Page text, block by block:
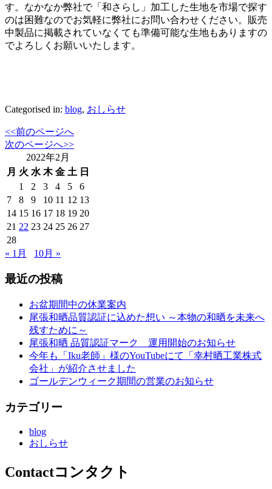
す。なかなか弊社で「和さらし」加工した生地を市場で探す
のは困難なのでお気軽に弊社にお問い合わせください。販売
中製品に掲載されていなくても準備可能な生地もありますの
でよろしくお願いいたします。
Categorised in: blog, おしらせ
<<前のページへ
次のページへ>>
2022年2月
月 火 水 木 金 土 日
1
2 3 4 5
6
7
8 9 10 11 12 13
14 15 16 17 18 19 20
21 22 23 24 25 26 27
28
« 1月
10月 »
最近の投稿
お盆期間中の休業案内
尾張和晒品質認証に込めた想い ～本物の和晒を未来へ
残すために～
尾張和晒 品質認証マーク 運用開始のお知らせ
今年も「Iku老師」様のYouTubeにて「幸村晒工業株式
会社」が紹介させました
ゴールデンウィーク期間の営業のお知らせ
カテゴリー
blog
おしらせ
Contactコンタクト